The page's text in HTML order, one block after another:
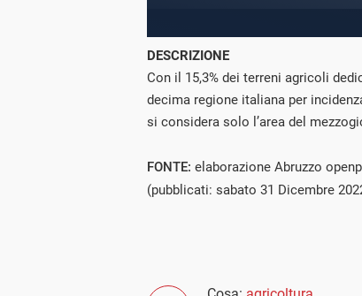
DESCRIZIONE
Con il 15,3% dei terreni agricoli
decima regione italiana per
si considera solo l’area del
FONTE: elaborazione Abruzzo
(pubblicati: sabato 31 Dicembre